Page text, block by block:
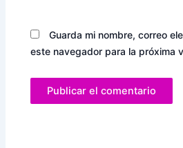
Guarda mi nombre, correo
este navegador para la próxima